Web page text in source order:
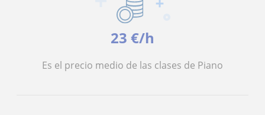
23 €/h
Es el precio medio de las clases de Piano